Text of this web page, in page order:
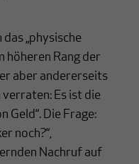
„physische
höheren Rang der
aber andererseits
Es ist die
Geld“. Die Frage:
noch?“,
Nachruf auf